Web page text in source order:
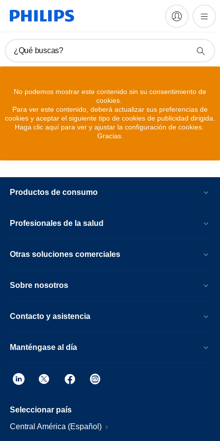
¿Qué buscas?
No podemos mostrar este contenido sin su consentimiento de
cookies.
Para ver este contenido, deberá actualizar sus preferencias de
cookies y aceptar el siguiente tipo de cookies de publicidad dirigida.
Haga clic aquí para ver y ajustar la configuración de cookies.
Gracias.
Productos de consumo
Profesionales de la salud
Otras soluciones comerciales
Sobre nosotros
Contacto y asistencia
Manténgase al día
Seleccionar país
Central América (Español)